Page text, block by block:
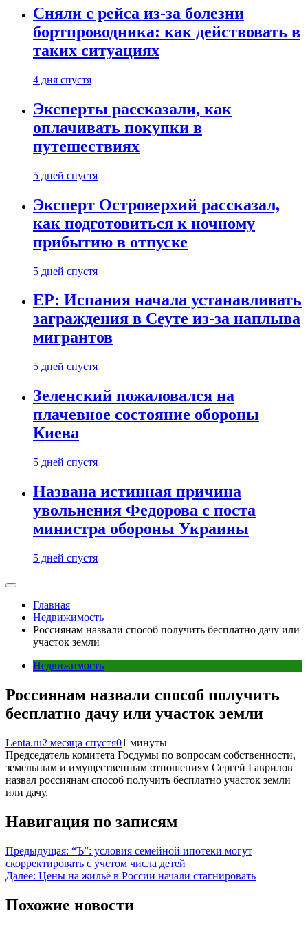
Сняли с рейса из-за болезни
бортпроводника: как действовать в
таких ситуациях
4 дня спустя
Эксперты рассказали, как
оплачивать покупки в
путешествиях
5 дней спустя
Эксперт Островерхий рассказал,
как подготовиться к ночному
прибытию в отпуске
5 дней спустя
EP: Испания начала устанавливать
заграждения в Сеуте из-за наплыва
мигрантов
5 дней спустя
Зеленский пожаловался на
плачевное состояние обороны
Киева
5 дней спустя
Названа истинная причина
увольнения Федорова с поста
министра обороны Украины
5 дней спустя
Главная
Недвижимость
Россиянам назвали способ получить бесплатно дачу или
участок земли
Недвижимость
Россиянам назвали способ получить
бесплатно дачу или участок земли
Lenta.ru2 месяца спустя01 минуты
Председатель комитета Госдумы по вопросам собственности,
земельным и имущественным отношениям Сергей Гаврилов
назвал россиянам способ получить бесплатно участок земли
или дачу.
Навигация по записям
Предыдущая: “Ъ”: условия семейной ипотеки могут
скорректировать с учетом числа детей
Далее: Цены на жильё в России начали стагнировать
Похожие новости